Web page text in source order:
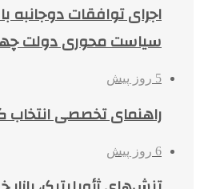
اجرای توافقات دوجانبه
سیاست محوری دولت
5 روز پیش
راهنمای تخصصی
6 روز پیش